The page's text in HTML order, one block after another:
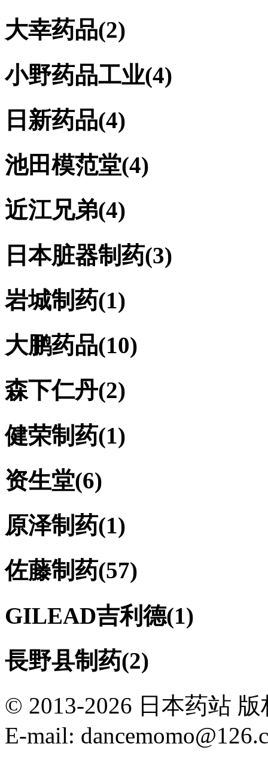
大幸药品(2)
小野药品工业(4)
日新药品(4)
池田模范堂(4)
近江兄弟(4)
日本脏器制药(3)
岩城制药(1)
大鹏药品(10)
森下仁丹(2)
健荣制药(1)
资生堂(6)
原泽制药(1)
佐藤制药(57)
GILEAD吉利德(1)
長野县制药(2)
© 2013-2026 日本药站
E-mail: